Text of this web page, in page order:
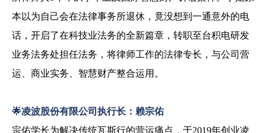
本以为自己会在法律事务所退休，竟没想到一通意外的电
话，开启了在科技业法务的全新篇章，转职至台积电研发
业务法务处担任法务，将律师工作的法律专长，与公司营
运、商业实务、 智慧财产整合运用。
🌟凌波股份有限公司执行长：赖宗佑
宗佑学长为解决传统瓦斯行的营运痛点，于2019年创业凌